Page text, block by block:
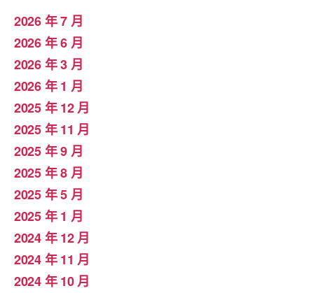
2026 年 7 月
2026 年 6 月
2026 年 3 月
2026 年 1 月
2025 年 12 月
2025 年 11 月
2025 年 9 月
2025 年 8 月
2025 年 5 月
2025 年 1 月
2024 年 12 月
2024 年 11 月
2024 年 10 月